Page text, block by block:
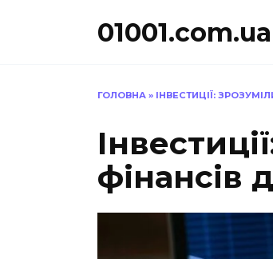
01001.com.ua
ГОЛОВНА » ІНВЕСТИЦІЇ:
фінансів